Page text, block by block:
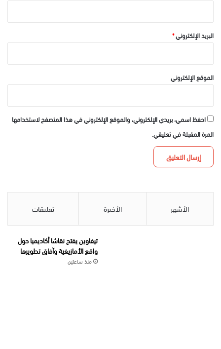
البريد الإلكتروني*
الموقع الإلكتروني
احفظ اسمي، بريدي الإلكتروني، والموقع الإلكتروني في هذا المتصفح لاستخدامها
المرة المقبلة في تعليقي.
الأشهر الأخيرة تعليقات
تيفاوين يفتح نقاشا أكاديميا حول
واقع الأمازيغية وآفاق تطويرها
منذ ساعتين